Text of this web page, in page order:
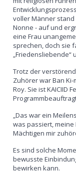
voller Männer stand
Nonne - auf und
eine Frau
sprechen, doch sie
„Friedensliebende“
Trotz der
Zuhörer war Ban
Roy. Sie ist KAICIID
„Das war ein
was passiert,
Mächtigen mir
Es sind solche
bewusste
bewirken kann.